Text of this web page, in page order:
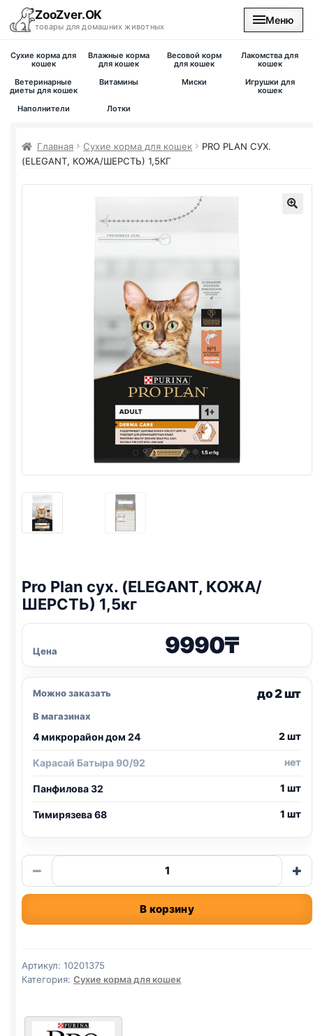
ZooZver.OK
товары для домашних животных
Меню
На главную
Сухие корма для
кошек
Влажные корма
для кошек
Весовой корм
для кошек
Лакомства для
кошек
Ветеринарные
диеты для кошек
Витамины Миски
Игрушки для
кошек
Наполнители
Лотки
Главная Сухие корма для кошек PRO PLANСУХ.
(ELEGANT, КОЖА/ШЕРСТЬ) 1,5КГ
Pro Plan сух. (ELEGANT, КОЖА/
ШЕРСТЬ) 1,5кг
Цена 9990₸
Можно заказать до 2 шт
В магазинах
4 микрорайон дом 24 2 шт
Карасай Батыра 90/92 нет
Панфилова 32 1 шт
Тимирязева 68 1 шт
−
Количество
товара
Pro
сух.
КОЖА/
ШЕРСТЬ)
+
В корзину
Артикул: 10201375
Категория: Сухие корма для кошек